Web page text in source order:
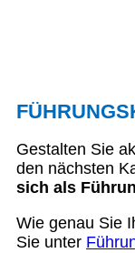
Gestalten Sie
den nächsten
sich als
Wie genau Sie
Sie unter